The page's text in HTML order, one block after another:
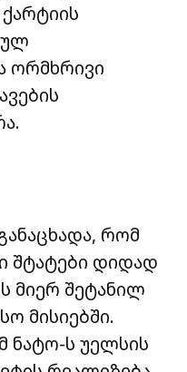
ორმხრივი
რომ
შტატები დიდად
მიერ შეტანილ
მისიებში.
ნატო-ს უელსის